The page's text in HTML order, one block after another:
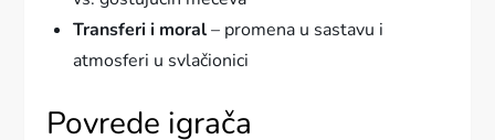
Transferi i moral– promena u sastavu i
atmosferi u svlačionici
Povrede igrača